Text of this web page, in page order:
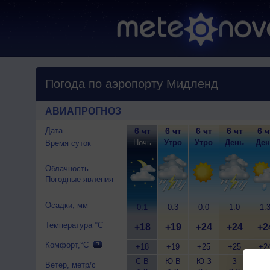
Погода по аэропорту Мидленд
АВИАПРОГНОЗ
Дата
Время суток
Облачность
Погодные явления
Осадки, мм
Температура °C
Комфорт,°C
Ветер, метр/с
6 чт
Ночь
0.1
+18
+18
С-В
6 чт
Утро
0.3
+19
+19
Ю-В
6 чт
Утро
0.0
+24
+25
Ю-З
6 чт
День
1.0
+24
+25
З
6
1.3